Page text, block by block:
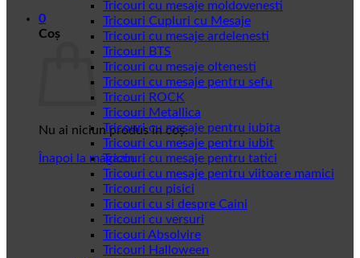
0
Coș
Nu ai niciun produs în coș.
Înapoi la magazin
Tricouri cu mesaje moldovenesti
Tricouri Cupluri cu Mesaje
Tricouri cu mesaje ardelenesti
Tricouri BTS
Tricouri cu mesaje oltenesti
Tricouri cu mesaje pentru sefu
Tricouri ROCK
Tricouri Metallica
Tricouri cu mesaje pentru iubita
Tricouri cu mesaje pentru iubit
Tricouri cu mesaje pentru tatici
Tricouri cu mesaje pentru viitoare mamici
Tricouri cu pisici
Tricouri cu si despre Caini
Tricouri cu versuri
Tricouri Absolvire
Tricouri Halloween